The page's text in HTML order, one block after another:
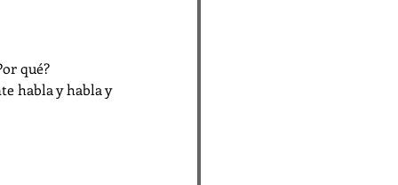
qué?
habla y habla y